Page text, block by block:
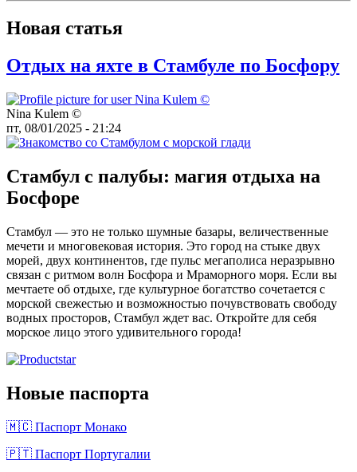
Новая статья
Отдых на яхте в Стамбуле по Босфору
Nina Kulem ©️
пт, 08/01/2025 - 21:24
Стамбул с палубы: магия отдыха на
Босфоре
Стамбул — это не только шумные базары, величественные
мечети и многовековая история. Это город на стыке двух
морей, двух континентов, где пульс мегаполиса неразрывно
связан с ритмом волн Босфора и Мраморного моря. Если вы
мечтаете об отдыхе, где культурное богатство сочетается с
морской свежестью и возможностью почувствовать свободу
водных просторов, Стамбул ждет вас. Откройте для себя
морское лицо этого удивительного города!
Новые паспорта
🇲🇨 Паспорт Монако
🇵🇹 Паспорт Португалии